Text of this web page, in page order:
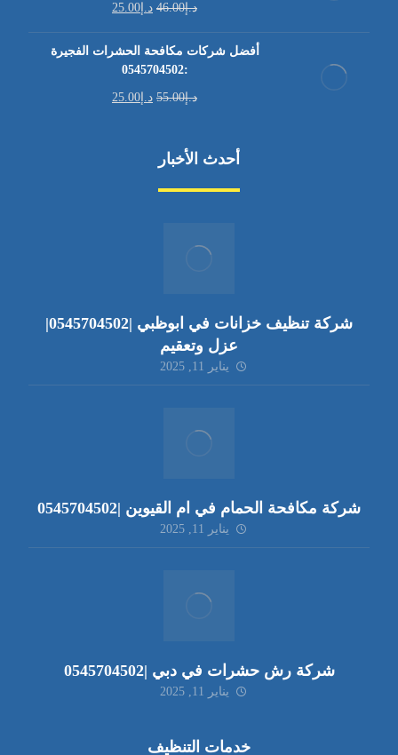
د.إ46.00 د.إ 25.00
أفضل شركات مكافحة الحشرات الفجيرة
:0545704502
د.إ55.00 د.إ 25.00
أحدث الأخبار
شركة تنظيف خزانات في ابوظبي |0545704502|
عزل وتعقيم
يناير 11, 2025
شركة مكافحة الحمام في ام القيوين |0545704502
يناير 11, 2025
شركة رش حشرات في دبي |0545704502
يناير 11, 2025
خدمات التنظيف